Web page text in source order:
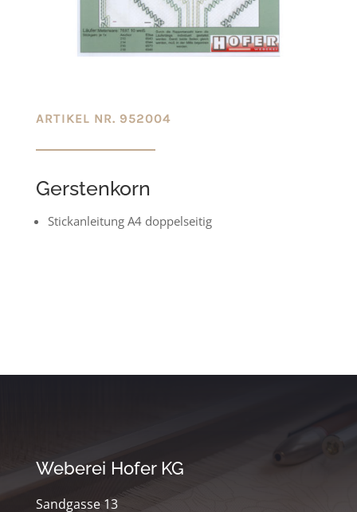
ARTIKEL NR. 952004
Gerstenkorn
Stickanleitung A4 doppelseitig
Weberei Hofer KG
Sandgasse 13